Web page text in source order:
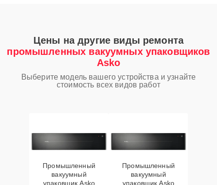
Цены на другие виды ремонта
промышленных вакуумных упаковщиков
Asko
Выберите модель вашего устройства и узнайте
стоимость всех видов работ
Промышленный
вакуумный
упаковщик Asko
Промышленный
вакуумный
упаковщик Asko